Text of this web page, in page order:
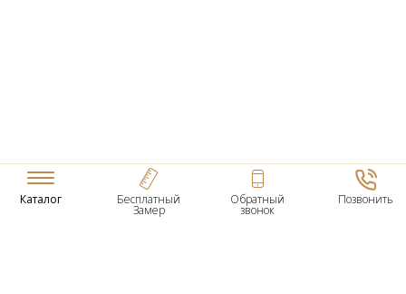
Каталог Бесплатный
Замер
Обратный
звонок
Позвонить